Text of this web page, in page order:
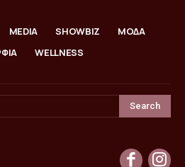
MEDIA SHOWBIZ
ΜΟΔΑ
WELLNESS
Search